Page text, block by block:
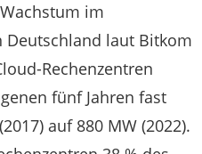
im
Deutschland laut Bitkom
Rechenzentren
fünf Jahren fast
auf 880 MW (2022).